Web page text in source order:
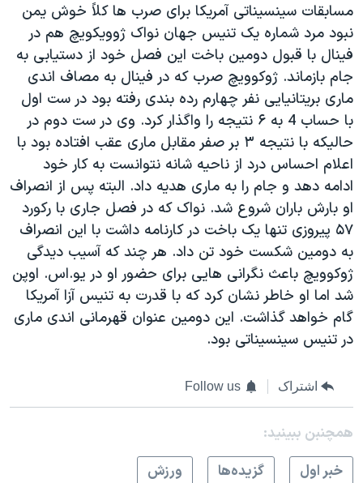
مسابقات سینسیناتی آمریکا برای صرب ها کلاً خوش یمن
نبود مرد شماره یک تنیس جهان نواک ژوویکویچ هم در
فینال با قبول دومین باخت این فصل خود از دستیابی به
جام بازماند. ژوکوویچ صرب که در فینال به مصاف اندی
ماری بریتانیایی نفر چهارم رده بندی رفته بود در ست اول
با حساب 4 به ۶ نتیجه را واگذار کرد. وی در ست دوم در
حالیکه با نتیجه ۳ بر صفر مقابل ماری عقب افتاده بود با
اعلام احساس درد از ناحیه شانه نتوانست به کار خود
ادامه دهد و جام را به ماری هدیه داد. البته پس از انصراف
او بارش باران شروع شد. نواک که در فصل جاری با رکورد
۵۷ پیروزی تنها یک باخت در کارنامه داشت با این انصراف
به دومین شکست خود تن داد. هر چند که آسیب دیدگی
ژوکوویچ باعث نگرانی هایی برای حضور او در یو.اس. اوپن
شد اما او خاطر نشان کرد که با قدرت به تنیس آزا آمریکا
گام خواهد گذاشت. این دومین عنوان قهرمانی اندی ماری
در تنیس سینسیناتی بود.
اشتراک Follow us
همچنبن ببینید:
خبر اول
گزيده‌ها ورزش